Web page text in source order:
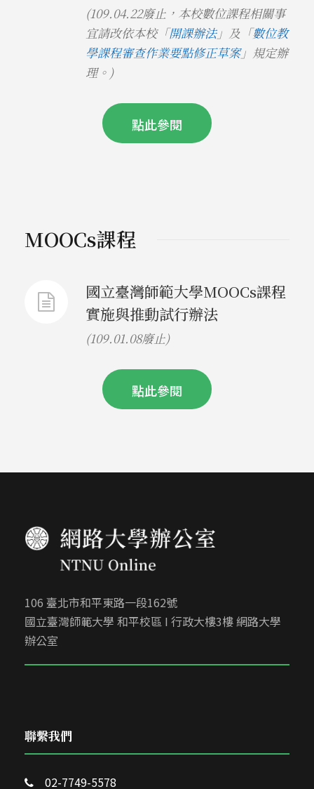
(109.04.22廢止，本校數位課程相關事
宜請改依本校「開課辦法」及「數位教
學課程審查作業要點修正草案」規定辦
理。)
點此參閱
MOOCs課程
國立臺灣師範大學MOOCs課程
實施與推動試行辦法
(109.01.08廢止)
點此參閱
106 臺北市和平東路一段162號
國立臺灣師範大學 和平校區 I 行政大樓3樓 網路大學
辦公室
聯繫我們
02-7749-5578